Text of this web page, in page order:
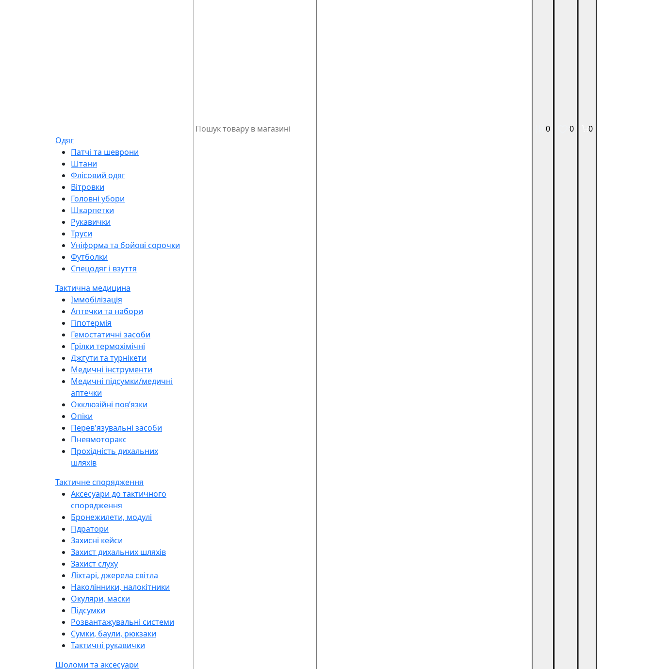
Одяг
Патчі та шеврони
Штани
Флісовий одяг
Вітровки
Головні убори
Шкарпетки
Рукавички
Труси
Уніформа та бойові сорочки
Футболки
Спецодяг і взуття
Тактична медицина
Іммобілізація
Аптечки та набори
Гіпотермія
Гемостатичні засоби
Грілки термохімічні
Джгути та турнікети
Медичні інструменти
Медичні підсумки/медичні
аптечки
Окклюзійні повʼязки
Опіки
Перев'язувальні засоби
Пневмоторакс
Прохідність дихальних
шляхів
Тактичне спорядження
Аксесуари до тактичного
спорядження
Бронежилети, модулі
Гідратори
Захисні кейси
Захист дихальних шляхів
Захист слуху
Ліхтарі, джерела світла
Наколінники, налокітники
Окуляри, маски
Підсумки
Розвантажувальні системи
Сумки, баули, рюкзаки
Тактичні рукавички
Шоломи та аксесуари
0 0 0